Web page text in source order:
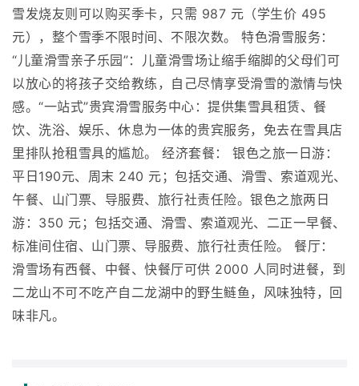
雪发烧友则可以购买季卡，只需 987 元（学生价 495
元），整个雪季不限时间、不限次数。 特色滑雪服务：
“儿童滑雪亲子乐园”：儿童滑雪场让缩手缩脚的父母们可
以放心的将孩子交给教练，自己尽情享受滑雪的激情与快
感。“一站式”贵宾滑雪服务中心：提供集雪具租赁、餐
饮、洗浴、娱乐、休息为一体的贵宾服务，免去在雪具店
里排队抢租雪具的尴尬。 经济套餐： 银色之旅一日游：
平日190元、周末 240 元；包括交通、滑雪、索道观光、
午餐、山门票、导服费、旅行社责任险。银色之旅两日
游：350 元；包括交通、滑雪、索道观光、二正一早餐、
标准间住宿、山门票、导服费、旅行社责任险。 餐厅：
滑雪场有西餐、中餐、快餐厅可供 2000 人同时进餐，到
二龙山不可不吃产自二龙湖中的野生鲢鱼，风味独特，回
味非凡。